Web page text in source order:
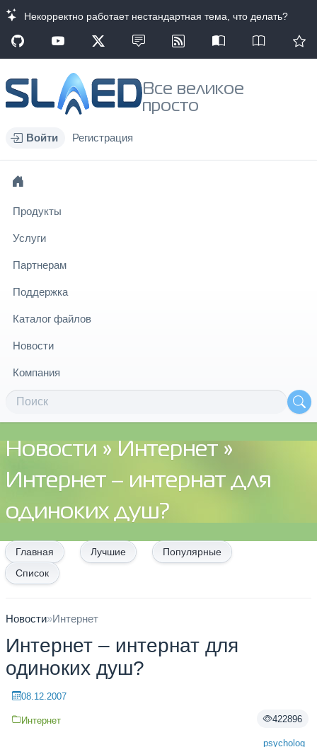
Некорректно работает нестандартная тема, что делать?
Все великое
просто
Войти Регистрация
Продукты
Услуги
Партнерам
Поддержка
Каталог файлов
Новости
Компания
Новости » Интернет »
Интернет – интернат для
одиноких душ?
Главная Лучшие
Популярные
Список
Новости»Интернет
Интернет – интернат для
одиноких душ?
422896
psycholog
08.12.2007
Интернет